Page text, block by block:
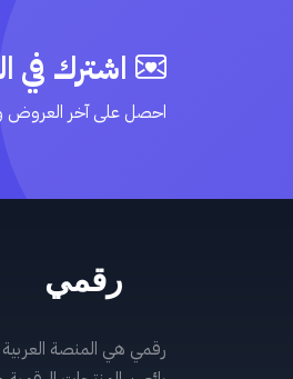
اشترك في
احصل على آخر العروض
رقمي هي المنصة